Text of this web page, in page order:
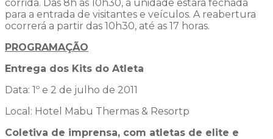
corrida. Das 8h às 10h30, a unidade estará fechada
para a entrada de visitantes e veículos. A reabertura
ocorrerá a partir das 10h30, até as 17 horas.
PROGRAMAÇÃO
Entrega dos Kits do Atleta
Data: 1º e 2 de julho de 2011
Local: Hotel Mabu Thermas & Resortp
Coletiva de imprensa, com atletas de elite e